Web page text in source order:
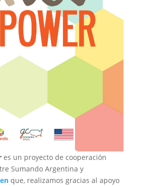
es un proyecto de cooperación
Sumando Argentina y
que, realizamos gracias al apoyo